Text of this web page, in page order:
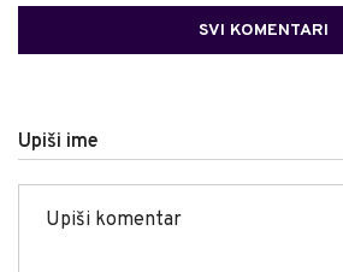
SVI KOMENTARI
Upiši ime